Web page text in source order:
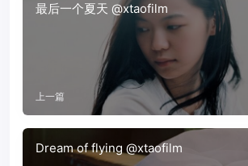
最后一个夏天 @xtaofilm
上一篇
Dream of flying @xtaofilm